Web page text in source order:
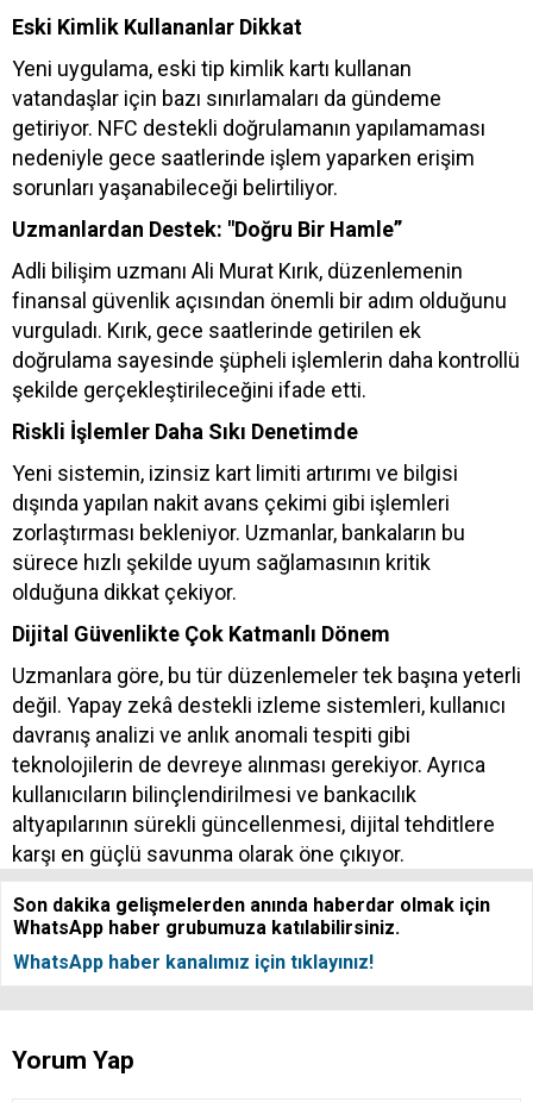
Eski Kimlik Kullananlar Dikkat
Yeni uygulama, eski tip kimlik kartı kullanan
vatandaşlar için bazı sınırlamaları da gündeme
getiriyor. NFC destekli doğrulamanın yapılamaması
nedeniyle gece saatlerinde işlem yaparken erişim
sorunları yaşanabileceği belirtiliyor.
Uzmanlardan Destek: "Doğru Bir Hamle”
Adli bilişim uzmanı Ali Murat Kırık, düzenlemenin
finansal güvenlik açısından önemli bir adım olduğunu
vurguladı. Kırık, gece saatlerinde getirilen ek
doğrulama sayesinde şüpheli işlemlerin daha kontrollü
şekilde gerçekleştirileceğini ifade etti.
Riskli İşlemler Daha Sıkı Denetimde
Yeni sistemin, izinsiz kart limiti artırımı ve bilgisi
dışında yapılan nakit avans çekimi gibi işlemleri
zorlaştırması bekleniyor. Uzmanlar, bankaların bu
sürece hızlı şekilde uyum sağlamasının kritik
olduğuna dikkat çekiyor.
Dijital Güvenlikte Çok Katmanlı Dönem
Uzmanlara göre, bu tür düzenlemeler tek başına yeterli
değil. Yapay zekâ destekli izleme sistemleri, kullanıcı
davranış analizi ve anlık anomali tespiti gibi
teknolojilerin de devreye alınması gerekiyor. Ayrıca
kullanıcıların bilinçlendirilmesi ve bankacılık
altyapılarının sürekli güncellenmesi, dijital tehditlere
karşı en güçlü savunma olarak öne çıkıyor.
Son dakika gelişmelerden anında haberdar olmak için
WhatsApp haber grubumuza katılabilirsiniz.
WhatsApp haber kanalımız için tıklayınız!
Yorum Yap